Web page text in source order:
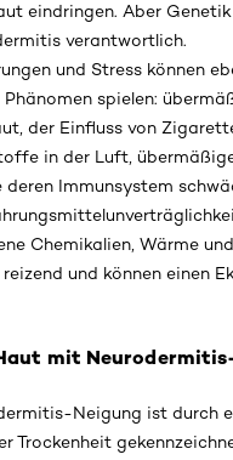
eindringen. Aber
verantwortlich.
und Stress können
Phänomen spielen:
der Einfluss von
in der Luft,
deren Immunsystem
Chemikalien, Wärme
und können einen
mit
Neigung ist durch
Trockenheit